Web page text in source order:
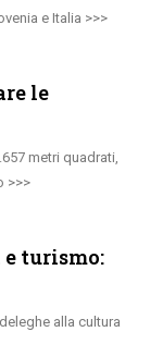
e Italia
le
metri quadrati,
turismo:
alla cultura